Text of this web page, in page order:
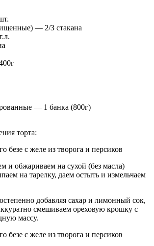
— 2/3 стакана
— 1 банка (800г)
торта:
и обжариваем на сухой (без масла)
на тарелку, даем остыть и измельчаем
добавляя сахар и лимонный сок,
смешиваем ореховую крошку с
массу.